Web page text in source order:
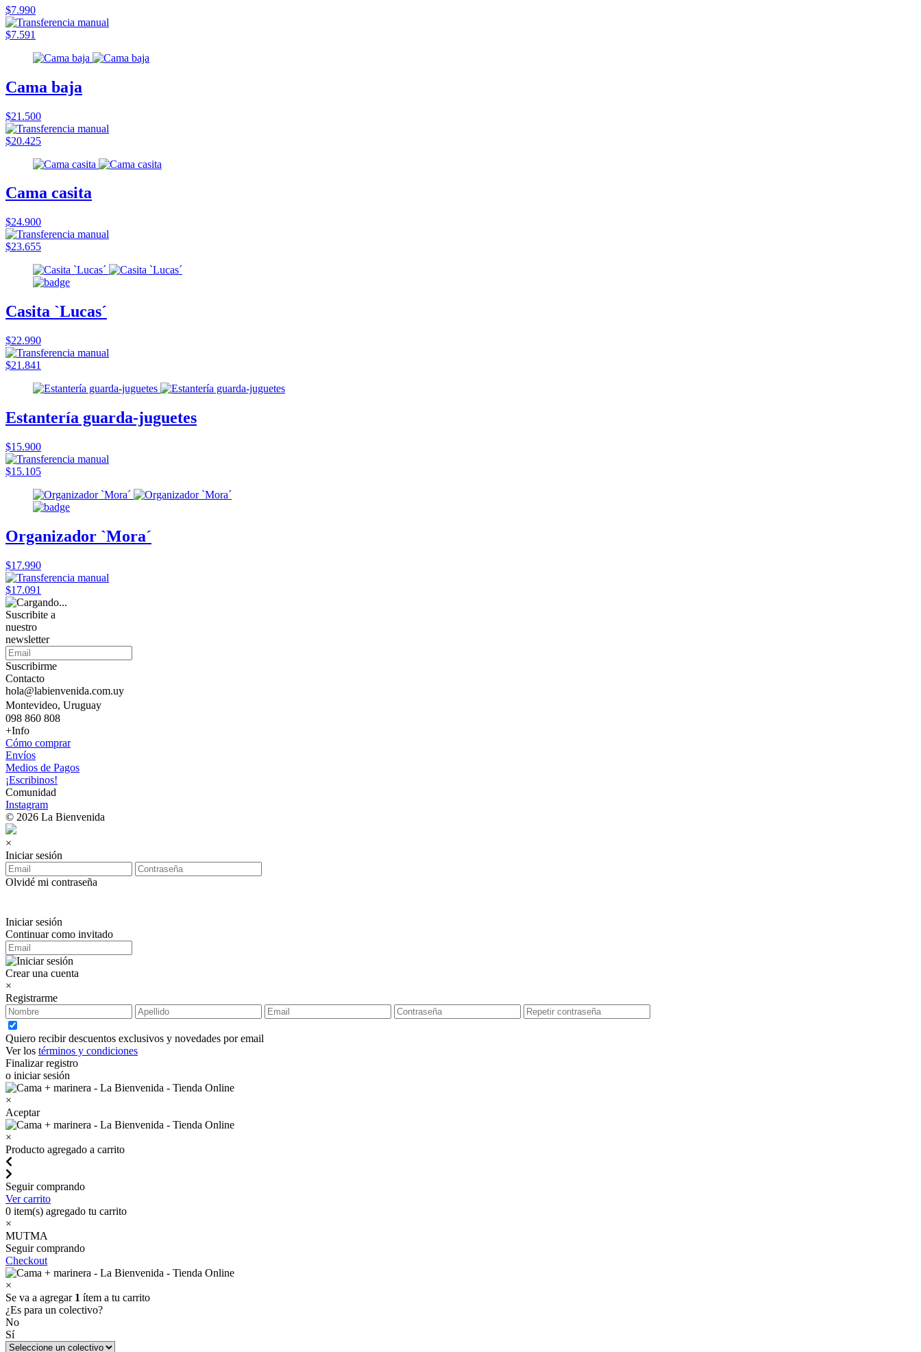
$7.990
$7.591
Cama baja
$21.500
$20.425
Cama casita
$24.900
$23.655
Casita `Lucas´
$22.990
$21.841
Estantería guarda-juguetes
$15.900
$15.105
Organizador `Mora´
$17.990
$17.091
Suscribite a
nuestro
newsletter
Suscribirme
Contacto
hola@labienvenida.com.uy
Montevideo, Uruguay
098 860 808
+Info
Cómo comprar
Envíos
Medios de Pagos
¡Escribinos!
Comunidad
Instagram
© 2026 La Bienvenida
×
Iniciar sesión
Olvidé mi contraseña
Iniciar sesión
Continuar como invitado
Crear una cuenta
×
Registrarme
Quiero recibir descuentos exclusivos y novedades por email
Ver los términos y condiciones
Finalizar registro
o iniciar sesión
×
Aceptar
×
Producto agregado a carrito
Seguir comprando
Ver carrito
0 item(s) agregado tu carrito
×
MUTMA
Seguir comprando
Checkout
×
Se va a agregar 1 ítem a tu carrito
¿Es para un colectivo?
No
Sí